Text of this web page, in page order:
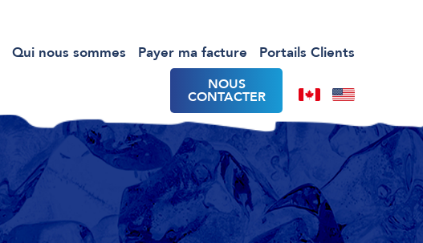
Qui nous sommes Payer ma facture Portails Clients
NOUS
CONTACTER